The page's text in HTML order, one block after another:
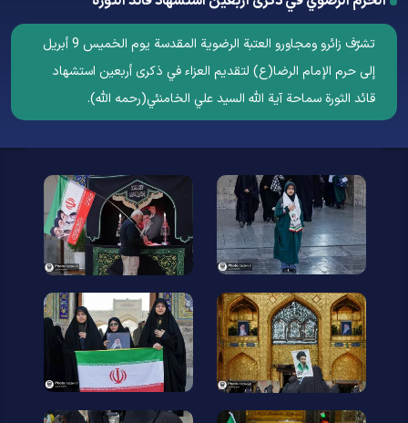
تشرّف زائرو ومجاورو العتبة الرضوية المقدسة يوم الخميس 9 أبریل
إلى حرم الإمام الرضا(ع) لتقديم العزاء في ذكرى أربعين استشهاد
قائد الثورة سماحة آية الله السيد علي الخامنئي(رحمه الله).